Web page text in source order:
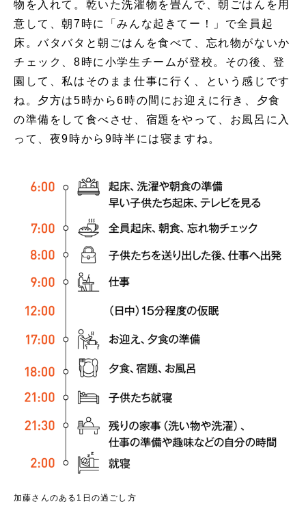
物を入れて。乾いた洗濯物を畳んで、朝ごはんを用
意して、朝7時に「みんな起きてー！」で全員起
床。バタバタと朝ごはんを食べて、忘れ物がないか
チェック、8時に小学生チームが登校。その後、登
園して、私はそのまま仕事に行く、という感じです
ね。夕方は5時から6時の間にお迎えに行き、夕食
の準備をして食べさせ、宿題をやって、お風呂に入
って、夜9時から9時半には寝ますね。
加藤さんのある1日の過ごし方